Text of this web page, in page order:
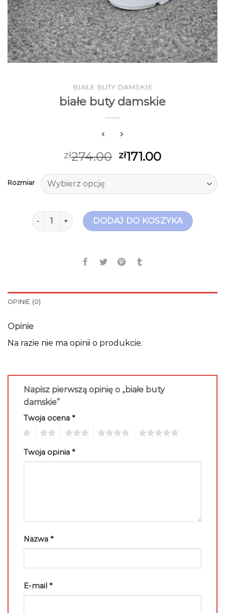
BIAŁE BUTY DAMSKIE
białe buty damskie
zł274.00 zł171.00
Rozmiar
ilość białe buty damskieDODAJ DO KOSZYKA
OPINIE (0)
Opinie
Na razie nie ma opinii o produkcie.
Napisz pierwszą opinię o „białe buty
damskie”
Twoja ocena *
Twoja opinia *
Nazwa *
E-mail *